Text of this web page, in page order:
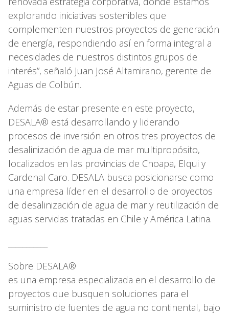
explorando iniciativas sostenibles que
complementen nuestros proyectos de generación
de energía, respondiendo así en forma integral a
necesidades de nuestros distintos grupos de
interés”, señaló Juan José Altamirano, gerente de
Aguas de Colbún.
Además de estar presente en este proyecto,
DESALA® está desarrollando y liderando
procesos de inversión en otros tres proyectos de
desalinización de agua de mar multipropósito,
localizados en las provincias de Choapa, Elqui y
Cardenal Caro. DESALA busca posicionarse como
una empresa líder en el desarrollo de proyectos
de desalinización de agua de mar y reutilización de
aguas servidas tratadas en Chile y América Latina.
Sobre DESALA®
es una empresa especializada en el desarrollo de
proyectos que busquen soluciones para el
suministro de fuentes de agua no continental, bajo